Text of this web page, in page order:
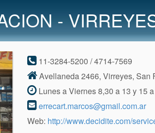
-
11-3284-5200 / 4714-7569
Avellaneda 2466, Virreyes, San
Lunes a Viernes 8,30 a 13 y 15
errecart.marcos@gmail.com.ar
Web: http://www.decidite.com/